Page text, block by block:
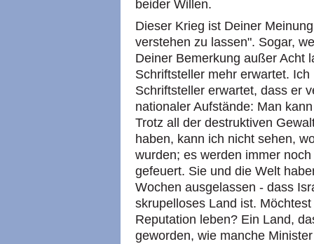
beider Willen.
Dieser Krieg ist Deiner
verstehen zu lassen". Sogar,
Deiner Bemerkung außer Acht
Schriftsteller mehr erwartet.
Schriftsteller erwartet, dass er
nationaler Aufstände: Man
Trotz all der destruktiven
haben, kann ich nicht sehen,
wurden; es werden immer
gefeuert. Sie und die Welt
Wochen ausgelassen - dass
skrupelloses Land ist.
Reputation leben? Ein Land,
geworden, wie manche